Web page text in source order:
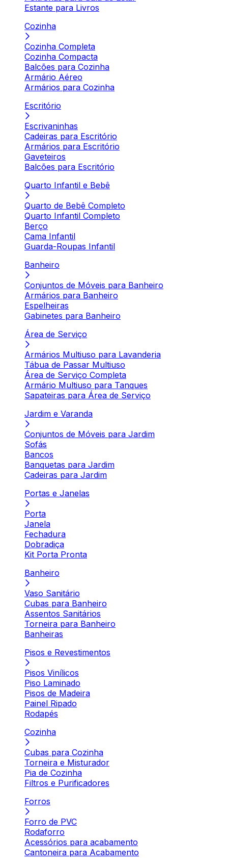
Estante para Livros
Cozinha
Cozinha Completa
Cozinha Compacta
Balcões para Cozinha
Armário Aéreo
Armários para Cozinha
Escritório
Escrivaninhas
Cadeiras para Escritório
Armários para Escritório
Gaveteiros
Balcões para Escritório
Quarto Infantil e Bebê
Quarto de Bebê Completo
Quarto Infantil Completo
Berço
Cama Infantil
Guarda-Roupas Infantil
Banheiro
Conjuntos de Móveis para Banheiro
Armários para Banheiro
Espelheiras
Gabinetes para Banheiro
Área de Serviço
Armários Multiuso para Lavanderia
Tábua de Passar Multiuso
Área de Serviço Completa
Armário Multiuso para Tanques
Sapateiras para Área de Serviço
Jardim e Varanda
Conjuntos de Móveis para Jardim
Sofás
Bancos
Banquetas para Jardim
Cadeiras para Jardim
Portas e Janelas
Porta
Janela
Fechadura
Dobradiça
Kit Porta Pronta
Banheiro
Vaso Sanitário
Cubas para Banheiro
Assentos Sanitários
Torneira para Banheiro
Banheiras
Pisos e Revestimentos
Pisos Vinílicos
Piso Laminado
Pisos de Madeira
Painel Ripado
Rodapés
Cozinha
Cubas para Cozinha
Torneira e Misturador
Pia de Cozinha
Filtros e Purificadores
Forros
Forro de PVC
Rodaforro
Acessórios para acabamento
Cantoneira para Acabamento